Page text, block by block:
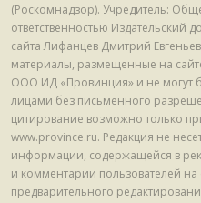
(Роскомнадзор). Учредитель:
ответственностью Издательский
сайта Лифанцев Дмитрий
материалы, размещенные на
ООО ИД «Провинция» и не могут
лицами без письменного
цитирование возможно только
www.province.ru. Редакция не
информации, содержащейся в
и комментарии пользователей
предварительного